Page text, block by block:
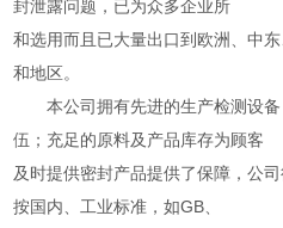
封泄露问题，已为众多企业所
和选用而且已大量出口到欧洲、中
和地区。
本公司拥有先进的生产检测设备
伍；充足的原料及产品库存为顾客
及时提供密封产品提供了保障，公
按国内、工业标准，如GB、